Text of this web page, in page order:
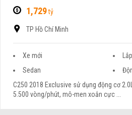
1,729tỷ
TP Hồ Chí Minh
Xe mới
Sedan
C250 2018 Exclusive sử dụng động cơ
5.500 vòng/phút, mô-men xoắn cực ...